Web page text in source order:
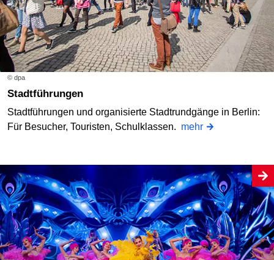
© dpa
Stadtführungen
Stadtführungen und organisierte Stadtrundgänge in Berlin:
Für Besucher, Touristen, Schulklassen. mehr